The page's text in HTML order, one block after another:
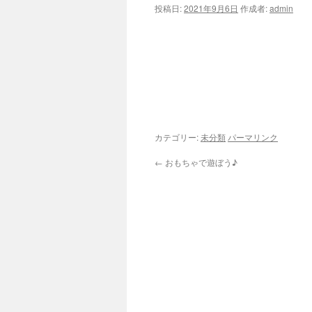
投稿日:2021年9月6日 作成者:admin
カテゴリー:未分類 パーマリンク
← おもちゃで遊ぼう♪